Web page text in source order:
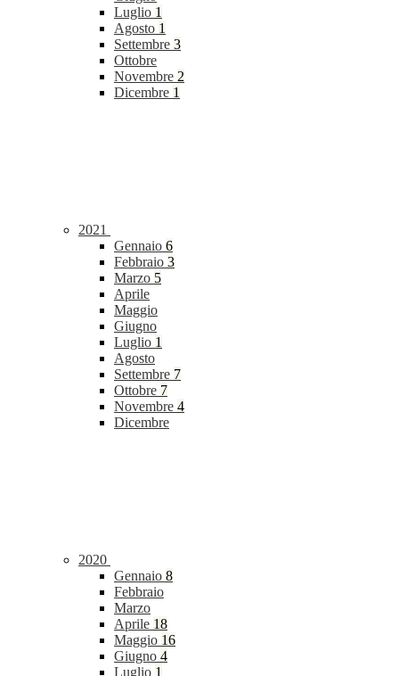
Luglio 1
Agosto 1
Settembre 3
Ottobre
Novembre 2
Dicembre 1
2021
Gennaio 6
Febbraio 3
Marzo 5
Aprile
Maggio
Giugno
Luglio 1
Agosto
Settembre 7
Ottobre 7
Novembre 4
Dicembre
2020
Gennaio 8
Febbraio
Marzo
Aprile 18
Maggio 16
Giugno 4
Luglio 1